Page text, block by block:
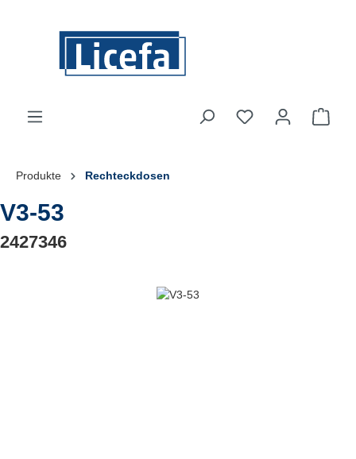
Du hast 0
Produkte Rechteckdosen
V3-53
2427346